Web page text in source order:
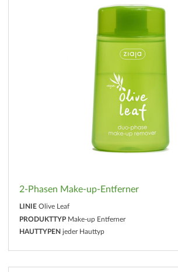
2-Phasen Make-up-Entferner
LINIE Olive Leaf
PRODUKTTYP Make-up Entferner
HAUTTYPEN jeder Hauttyp